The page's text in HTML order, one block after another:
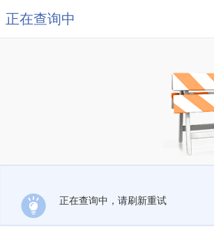
正在查询中
正在查询中，请刷新重试